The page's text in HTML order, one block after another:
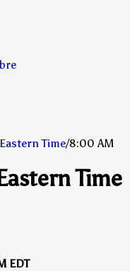
Eastern Time/8:00 AM
Time
EDT